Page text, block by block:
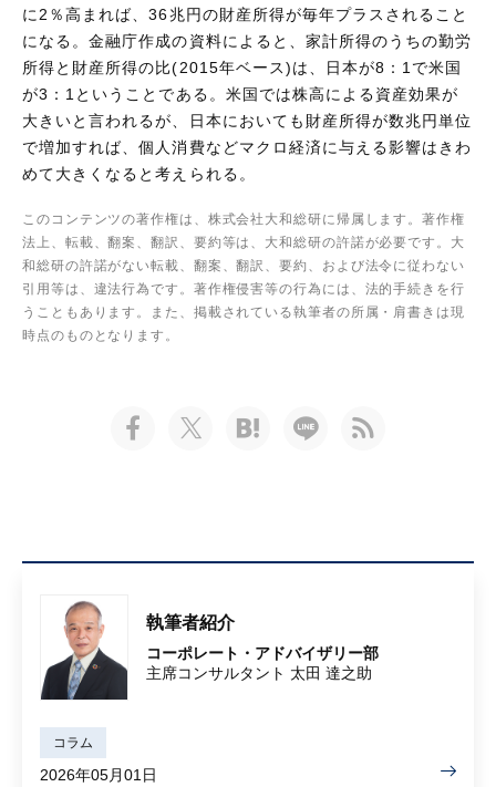
に2％高まれば、36兆円の財産所得が毎年プラスされること
になる。金融庁作成の資料によると、家計所得のうちの勤労
所得と財産所得の比(2015年ベース)は、日本が8：1で米国
が3：1ということである。米国では株高による資産効果が
大きいと言われるが、日本においても財産所得が数兆円単位
で増加すれば、個人消費などマクロ経済に与える影響はきわ
めて大きくなると考えられる。
このコンテンツの著作権は、株式会社大和総研に帰属します。著作権
法上、転載、翻案、翻訳、要約等は、大和総研の許諾が必要です。大
和総研の許諾がない転載、翻案、翻訳、要約、および法令に従わない
引用等は、違法行為です。著作権侵害等の行為には、法的手続きを行
うこともあります。また、掲載されている執筆者の所属・肩書きは現
時点のものとなります。
執筆者紹介
コーポレート・アドバイザリー部
主席コンサルタント 太田 達之助
コラム
2026年05月01日